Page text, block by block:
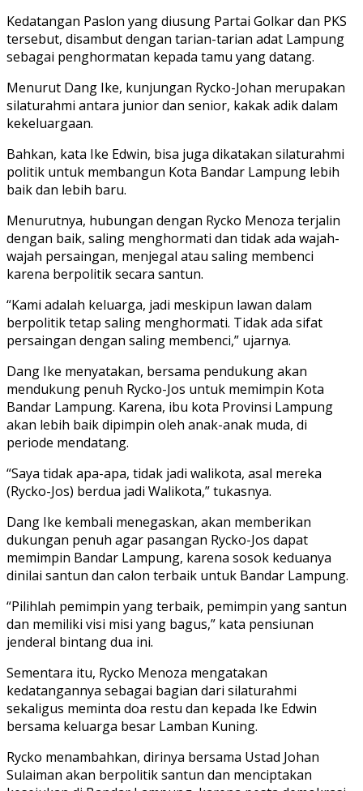
Kedatangan Paslon yang diusung Partai Golkar dan PKS
tersebut, disambut dengan tarian-tarian adat Lampung
sebagai penghormatan kepada tamu yang datang.
Menurut Dang Ike, kunjungan Rycko-Johan merupakan
silaturahmi antara junior dan senior, kakak adik dalam
kekeluargaan.
Bahkan, kata Ike Edwin, bisa juga dikatakan silaturahmi
politik untuk membangun Kota Bandar Lampung lebih
baik dan lebih baru.
Menurutnya, hubungan dengan Rycko Menoza terjalin
dengan baik, saling menghormati dan tidak ada wajah-
wajah persaingan, menjegal atau saling membenci
karena berpolitik secara santun.
“Kami adalah keluarga, jadi meskipun lawan dalam
berpolitik tetap saling menghormati. Tidak ada sifat
persaingan dengan saling membenci,” ujarnya.
Dang Ike menyatakan, bersama pendukung akan
mendukung penuh Rycko-Jos untuk memimpin Kota
Bandar Lampung. Karena, ibu kota Provinsi Lampung
akan lebih baik dipimpin oleh anak-anak muda, di
periode mendatang.
“Saya tidak apa-apa, tidak jadi walikota, asal mereka
(Rycko-Jos) berdua jadi Walikota,” tukasnya.
Dang Ike kembali menegaskan, akan memberikan
dukungan penuh agar pasangan Rycko-Jos dapat
memimpin Bandar Lampung, karena sosok keduanya
dinilai santun dan calon terbaik untuk Bandar Lampung.
“Pilihlah pemimpin yang terbaik, pemimpin yang santun
dan memiliki visi misi yang bagus,” kata pensiunan
jenderal bintang dua ini.
Sementara itu, Rycko Menoza mengatakan
kedatangannya sebagai bagian dari silaturahmi
sekaligus meminta doa restu dan kepada Ike Edwin
bersama keluarga besar Lamban Kuning.
Rycko menambahkan, dirinya bersama Ustad Johan
Sulaiman akan berpolitik santun dan menciptakan